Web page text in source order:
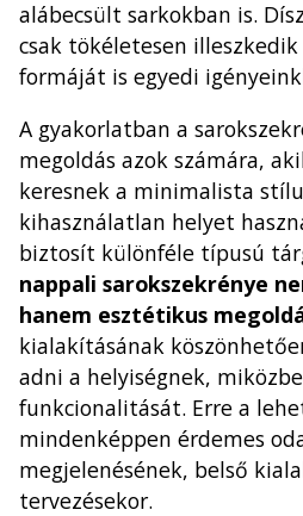
alábecsült sarkokban is.
csak tökéletesen
formáját is egyedi
A gyakorlatban a
megoldás azok számára,
keresnek a minimalista
kihasználatlan helyet
biztosít különféle típusú
nappali sarokszekrénye
hanem esztétikus
kialakításának
adni a helyiségnek,
funkcionalitását. Erre a
mindenképpen érdemes
megjelenésének, belső
tervezésekor.